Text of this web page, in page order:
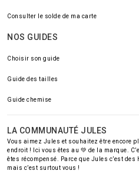
Consulter le solde de ma carte
NOS GUIDES
Choisir son guide
Guide des tailles
Guide chemise
LA COMMUNAUTÉ JULES
Vous aimez Jules et souhaitez être encore
endroit ! Ici vous êtes au 💚 de la marque.
êtes récompensé. Parce que Jules c’est des
mais c’est surtout vous !